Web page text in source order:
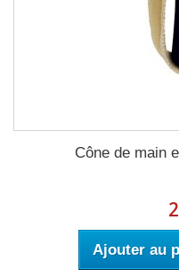
Cône de main
Ajouter au